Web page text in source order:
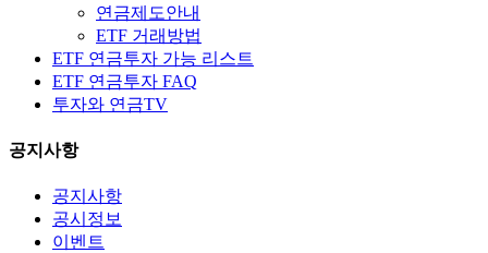
연금제도안내
ETF 거래방법
ETF 연금투자 가능 리스트
ETF 연금투자 FAQ
투자와 연금TV
공지사항
공지사항
공시정보
이벤트